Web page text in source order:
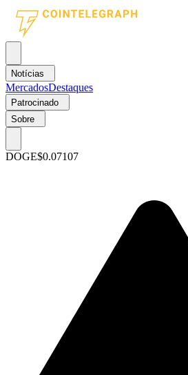
Notícias
MercadosDestaques
Patrocinado
Sobre
DOGE$0.07107